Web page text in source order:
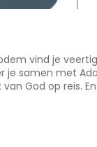
vind je veertig
je samen met
God op reis.
feest! Na elk
een boot,